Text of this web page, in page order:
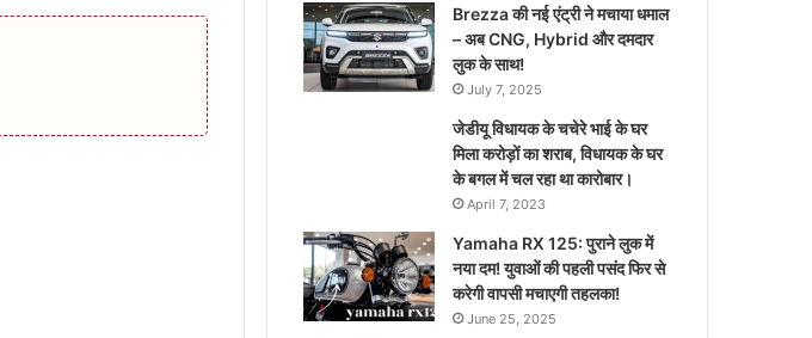
Brezza की नई एंट्री ने मचाया धमाल
– अब CNG, Hybrid और दमदार
लुक के साथ!
July 7, 2025
जेडीयू विधायक के चचेरे भाई के घर
मिला करोड़ों का शराब, विधायक के घर
के बगल में चल रहा था कारोबार।
April 7, 2023
Yamaha RX 125: पुराने लुक में
नया दम! युवाओं की पहली पसंद फिर से
करेगी वापसी मचाएगी तहलका!
June 25, 2025